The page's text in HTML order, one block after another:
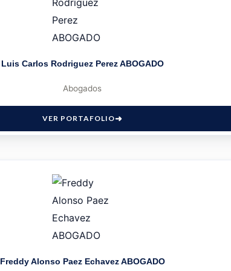
Luis Carlos Rodriguez Perez ABOGADO
Abogados
VER PORTAFOLIO
Freddy Alonso Paez Echavez ABOGADO